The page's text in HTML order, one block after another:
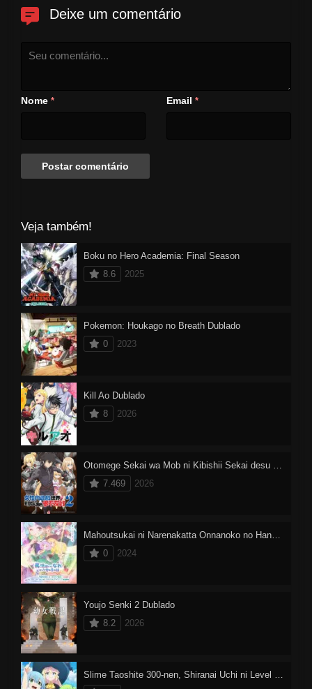
Deixe um comentário
Nome * Email *
Veja também!
Boku no Hero Academia: Final Season
8.6
2025
Pokemon: Houkago no Breath Dublado
0
2023
Kill Ao Dublado
8
2026
7.469
2026
0
2024
Youjo Senki 2 Dublado
8.2
2026